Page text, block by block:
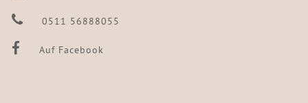
0511 56888055
Auf Facebook